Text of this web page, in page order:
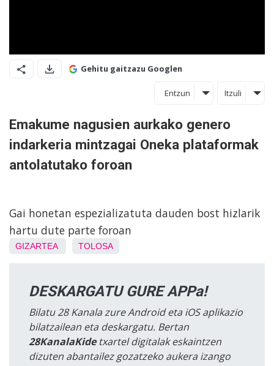
Gehitu gaitzazu Googlen
Entzun Itzuli
Emakume nagusien aurkako genero
indarkeria mintzagai Oneka plataformak
antolatutako foroan
Gai honetan espezializatuta dauden bost hizlarik
hartu dute parte foroan
GIZARTEA TOLOSA
DESKARGATU GURE APPa!
Bilatu 28 Kanala zure Android eta iOS aplikazio
bilatzailean eta deskargatu. Bertan
28KanalaKidetxartel digitalak eskaintzen
dizuten abantailez gozatzeko aukera izango